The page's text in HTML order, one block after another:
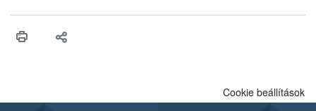
Cookie beállítások